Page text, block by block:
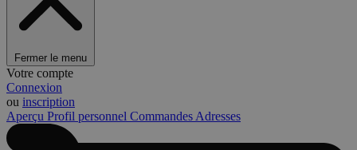
Fermer le menu
Votre compte
Connexion
ou inscription
Aperçu Profil personnel Commandes Adresses